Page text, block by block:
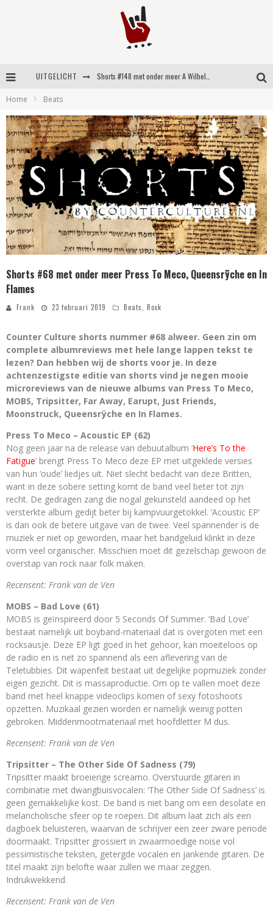
UITGELICHT
Britse emorockers van Basement maken tweede comeback met het indrukwekkende ‘Wired’
Shorts #149 met onder meer No Cure, Eva Under Fire, The Hu en Sleeping With Sirens
Home Beats
Shorts #68 met onder meer Press To Meco, Queensrÿche en In
Flames
Frank 23 februari 2019 Beats, Rock
Counter Culture shorts nummer #68 alweer. Geen zin om
complete albumreviews met hele lange lappen tekst te
lezen? Dan hebben wij de shorts voor je. In deze
achtenzestigste editie van shorts vind je negen mooie
microreviews van de nieuwe albums van Press To Meco,
MOBS, Tripsitter, Far Away, Earupt, Just Friends,
Moonstruck, Queensrÿche en In Flames.
Press To Meco – Acoustic EP (62)
Nog geen jaar na de release van debuutalbum ‘Here’s To the
Fatigue‘ brengt Press To Meco deze EP met uitgeklede versies
van hun ‘oude’ liedjes uit. Niet slecht bedacht van deze Britten,
want in deze sobere setting komt de band veel beter tot zijn
recht. De gedragen zang die nogal gekunsteld aandeed op het
versterkte album gedijt beter bij kampvuurgetokkel. ‘Acoustic EP’
is dan ook de betere uitgave van de twee. Veel spannender is de
muziek er niet op geworden, maar het bandgeluid klinkt in deze
vorm veel organischer. Misschien moet dit gezelschap gewoon de
overstap van rock naar folk maken.
Recensent: Frank van de Ven
MOBS – Bad Love (61)
MOBS is geïnspireerd door 5 Seconds Of Summer. ‘Bad Love’
bestaat namelijk uit boyband-materiaal dat is overgoten met een
rocksausje. Deze EP ligt goed in het gehoor, kan moeiteloos op
de radio en is net zo spannend als een aflevering van de
Teletubbies. Dit wapenfeit bestaat uit degelijke popmuziek zonder
eigen gezicht. Dit is massaproductie. Om op te vallen moet deze
band met heel knappe videoclips komen of sexy fotoshoots
opzetten. Muzikaal gezien worden er namelijk weinig potten
gebroken. Middenmootmateriaal met hoofdletter M dus.
Recensent: Frank van de Ven
Tripsitter – The Other Side Of Sadness (79)
Tripsitter maakt broeierige screamo. Overstuurde gitaren in
combinatie met dwangbuisvocalen: ‘The Other Side Of Sadness’ is
geen gemakkelijke kost. De band is niet bang om een desolate en
melancholische sfeer op te roepen. Dit album laat zich als een
dagboek beluisteren, waarvan de schrijver een zeer zware periode
doormaakt. Tripsitter grossiert in zwaarmoedige noise vol
pessimistische teksten, getergde vocalen en jankende gitaren. De
titel maakt zijn belofte waar zullen we maar zeggen.
Indrukwekkend.
Recensent: Frank van de Ven